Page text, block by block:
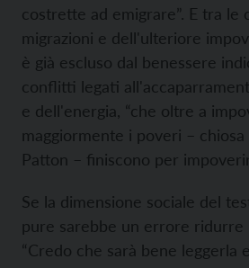
costrette ad emigrare”. E tra le
migrazioni e dell'ulteriore
è già escluso dal benessere
conflitti legati
e dell'energia, “che oltre a
maggiormente i poveri –
Patton – finiscono per
Se la dimensione sociale del
pure sarebbe un errore ridurre
“Credo che sarà bene leggerla